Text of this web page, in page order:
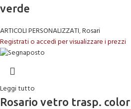
verde
ARTICOLI PERSONALIZZATI,Rosari
Registrati o accedi per visualizzare i prezzi
Leggi tutto
Rosario vetro trasp.